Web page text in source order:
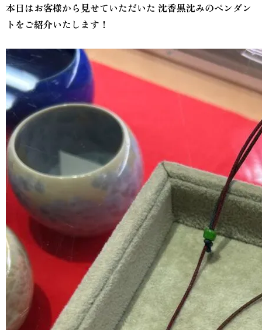
本日はお客様から見せていただいた 沈香黒沈みのペンダン
トをご紹介いたします！